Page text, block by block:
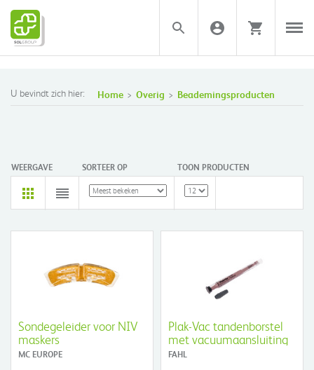
U bevindt zich hier: Home Overig Beademingsproducten
WEERGAVE SORTEER OP TOON PRODUCTEN
Sondegeleider voor NIV
maskers
MC EUROPE
Plak-Vac tandenborstel
met vacuumaansluiting
FAHL